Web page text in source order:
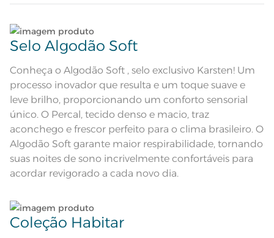
Quantidade de Peças
Atributos
Algodão Soft; Fio Penteado; Mais
encorpado e macio; Altamente
respirável; Antipilling;
Hipoalergênico
Composição 100% Algodão
Tamanho Casal
Cor Titânio
Itens Inclusos
Medida
Lave tipos de tecidos distintos separadamente;
Não lave cores claras e cores escuras no mesmo
ciclo;
Lave as peças no ciclo leve, suave ou delicado de
sua lavadora;
Enxágue as peças com bastante água;
Utilize a quantidade mínima de amaciante e sabão;
Selo Algodão Soft
Conheça o Algodão Soft , selo exclusivo Karsten! Um
processo inovador que resulta e um toque suave e
leve brilho, proporcionando um conforto sensorial
único. O Percal, tecido denso e macio, traz
aconchego e frescor perfeito para o clima brasileiro. O
Algodão Soft garante maior respirabilidade, tornando
suas noites de sono incrivelmente confortáveis para
acordar revigorado a cada novo dia.
Coleção Habitar